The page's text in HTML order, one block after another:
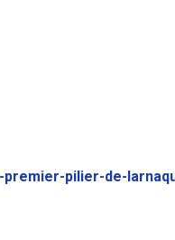
premier-pilier-de-